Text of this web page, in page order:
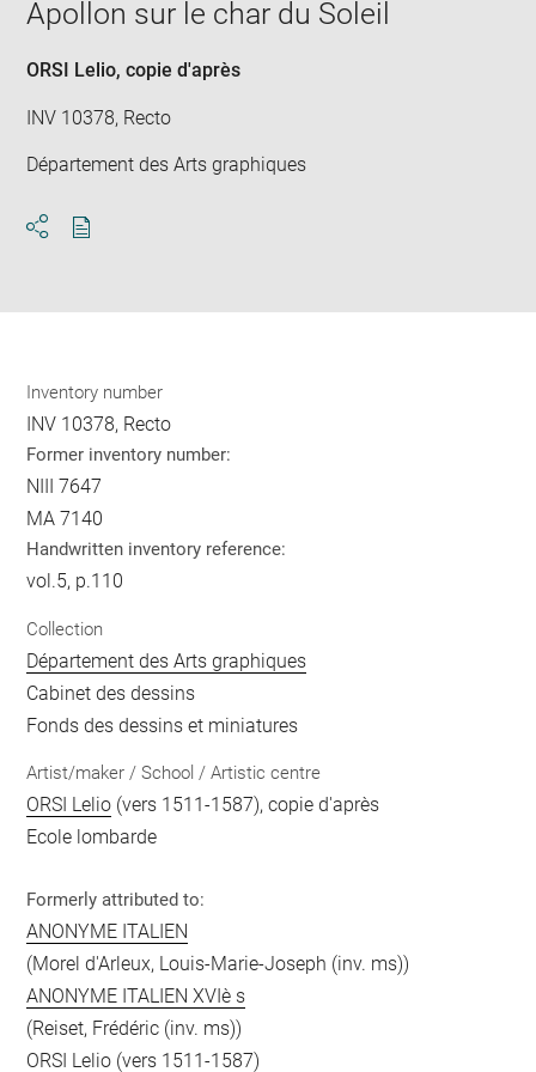
Apollon sur le char du Soleil
ORSI Lelio, copie d'après
INV 10378, Recto
Département des Arts graphiques
Inventory number
INV 10378, Recto
Former inventory number:
NIII 7647
MA 7140
Handwritten inventory reference:
vol.5, p.110
Collection
Département des Arts graphiques
Cabinet des dessins
Fonds des dessins et miniatures
Artist/maker / School / Artistic centre
ORSI Lelio (vers 1511-1587), copie d'après
Ecole lombarde
Formerly attributed to:
ANONYME ITALIEN
(Morel d'Arleux, Louis-Marie-Joseph (inv. ms))
ANONYME ITALIEN XVIè s
(Reiset, Frédéric (inv. ms))
ORSI Lelio (vers 1511-1587)